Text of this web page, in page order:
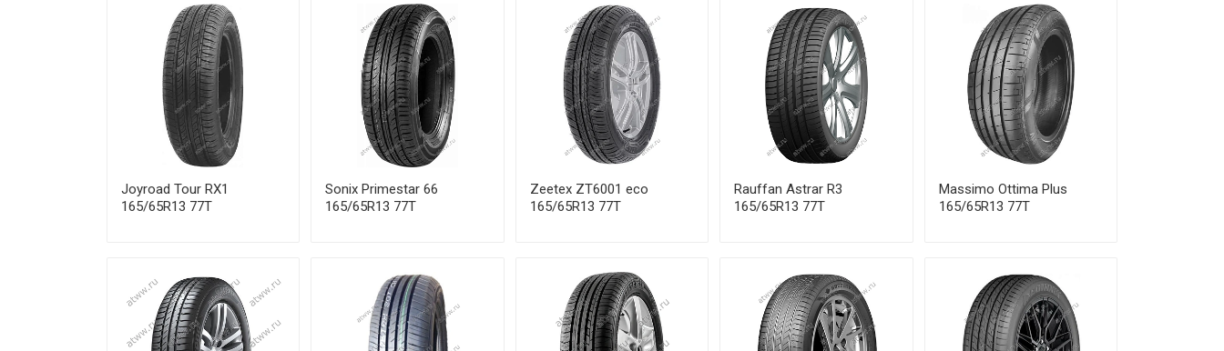
Sonix Ecopro 99 185/55R15 82V
Sonix Ecopro 99 185/55R16 87V
Sonix Ecopro 99 185/60R14 82H
Sonix Ecopro 99 185/65R14 86H
Sonix Ecopro 99 185/70R14 88T
Sonix Ecopro 99 195/55R15 85V
Sonix Ecopro 99 195/55R16 91V
Joyroad Tour RX1
165/65R13 77T
Sonix Primestar 66
165/65R13 77T
Zeetex ZT6001 eco
165/65R13 77T
Rauffan Astrar R3
165/65R13 77T
Massimo Ottima Plus
165/65R13 77T